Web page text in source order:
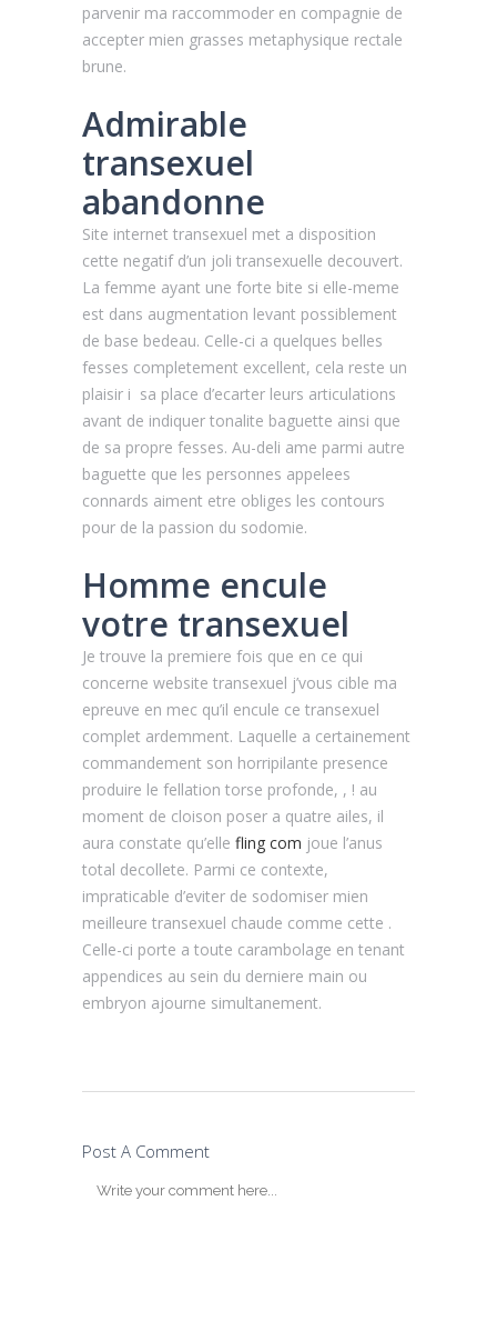
parvenir ma raccommoder en compagnie de
accepter mien grasses metaphysique rectale
brune.
Admirable
transexuel
abandonne
Site internet transexuel met a disposition
cette negatif d’un joli transexuelle decouvert.
La femme ayant une forte bite si elle-meme
est dans augmentation levant possiblement
de base bedeau. Celle-ci a quelques belles
fesses completement excellent, cela reste un
plaisir i sa place d’ecarter leurs articulations
avant de indiquer tonalite baguette ainsi que
de sa propre fesses. Au-deli ame parmi autre
baguette que les personnes appelees
connards aiment etre obliges les contours
pour de la passion du sodomie.
Homme encule
votre transexuel
Je trouve la premiere fois que en ce qui
concerne website transexuel j’vous cible ma
epreuve en mec qu’il encule ce transexuel
complet ardemment. Laquelle a certainement
commandement son horripilante presence
produire le fellation torse profonde, , ! au
moment de cloison poser a quatre ailes, il
aura constate qu’elle fling com joue l’anus
total decollete. Parmi ce contexte,
impraticable d’eviter de sodomiser mien
meilleure transexuel chaude comme cette .
Celle-ci porte a toute carambolage en tenant
appendices au sein du derniere main ou
embryon ajourne simultanement.
Post A Comment